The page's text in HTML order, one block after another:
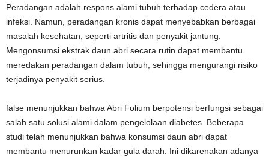
Peradangan adalah respons alami tubuh terhadap cedera atau
infeksi. Namun, peradangan kronis dapat menyebabkan berbagai
masalah kesehatan, seperti artritis dan penyakit jantung.
Mengonsumsi ekstrak daun abri secara rutin dapat membantu
meredakan peradangan dalam tubuh, sehingga mengurangi risiko
terjadinya penyakit serius.
false menunjukkan bahwa Abri Folium berpotensi berfungsi sebagai
salah satu solusi alami dalam pengelolaan diabetes. Beberapa
studi telah menunjukkan bahwa konsumsi daun abri dapat
membantu menurunkan kadar gula darah. Ini dikarenakan adanya